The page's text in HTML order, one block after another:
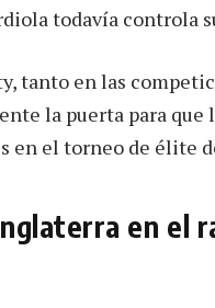
todavía controla
tanto en las
la puerta para que
en el torneo de élite
en el